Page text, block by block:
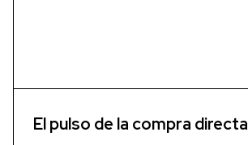
El pulso de la compra directa